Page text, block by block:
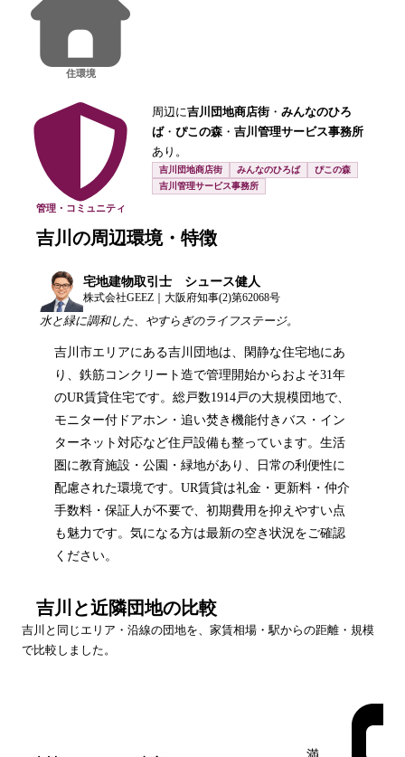
住環境
管理・コミュニティ
周辺に吉川団地商店街 ・ みんなのひろ
ば・ ぴこの森 ・ 吉川管理サービス事務所
あり。
吉川団地商店街 みんなのひろば
ぴこの森
吉川管理サービス事務所
吉川 の周辺環境・特徴
宅地建物取引士 シュース健人
株式会社GEEZ｜大阪府知事(2)第62068号
水と緑に調和した、やすらぎのライフステージ。
吉川市エリアにある吉川団地は、閑静な住宅地にあ
り、鉄筋コンクリート造で管理開始からおよそ31年
のUR賃貸住宅です。総戸数1914戸の大規模団地で、
モニター付ドアホン・追い焚き機能付きバス・イン
ターネット対応など住戸設備も整っています。生活
圏に教育施設・公園・緑地があり、日常の利便性に
配慮された環境です。UR賃貸は礼金・更新料・仲介
手数料・保証人が不要で、初期費用を抑えやすい点
も魅力です。気になる方は最新の空き状況をご確認
ください。
吉川 と近隣団地の比較
吉川 と同じエリア・沿線の団地を、家賃相場・駅からの距離・規模
で比較しました。